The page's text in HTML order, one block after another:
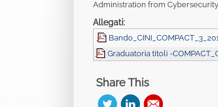
Administration from Cybersecurity
Allegati:
Graduatoria titoli -
Share This